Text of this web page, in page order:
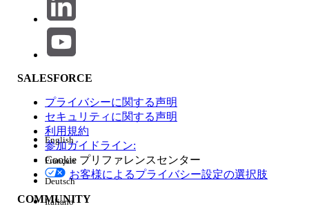
機能の影響
エディション
SALESFORCE
プライバシーに関する声明
セキュリティに関する声明
利用規約
参加ガイドライン:
Cookie プリファレンスセンター
お客様によるプライバシー設定の選択肢
COMMUNITY
English
Français
Deutsch
Italiano